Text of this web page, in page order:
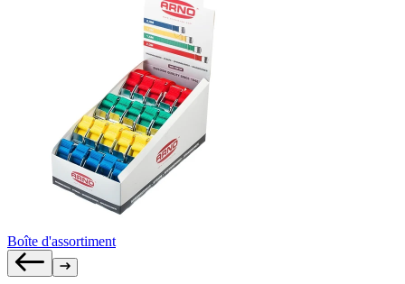
Boîte d'assortiment